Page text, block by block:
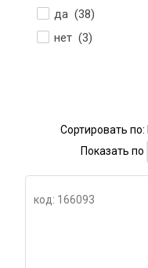
да (38)
нет (3)
Сортировать по:
Показать по
код: 166093